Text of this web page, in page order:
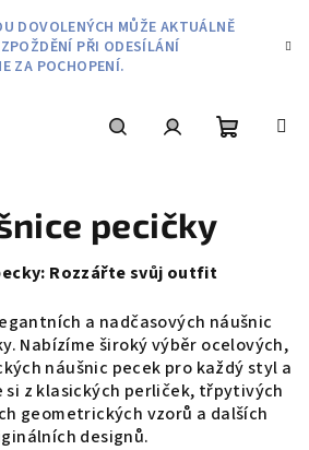
DOVOLENÝCH MŮŽE AKTUÁLNĚ
PŘI ODESÍLÁNÍ
ZA POCHOPENÍ.
pecičky
Rozzářte svůj outfit
a nadčasových náušnic
Nabízíme široký výběr ocelových,
náušnic pecek pro každý styl a
z klasických perliček, třpytivých
geometrických vzorů a dalších
designů.